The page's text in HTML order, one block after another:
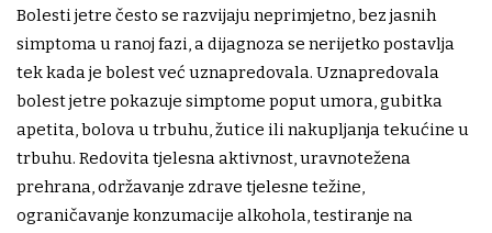
Bolesti jetre često se razvijaju neprimjetno, bez jasnih
simptoma u ranoj fazi, a dijagnoza se nerijetko postavlja
tek kada je bolest već uznapredovala. Uznapredovala
bolest jetre pokazuje simptome poput umora, gubitka
apetita, bolova u trbuhu, žutice ili nakupljanja tekućine u
trbuhu. Redovita tjelesna aktivnost, uravnotežena
prehrana, održavanje zdrave tjelesne težine,
ograničavanje konzumacije alkohola, testiranje na